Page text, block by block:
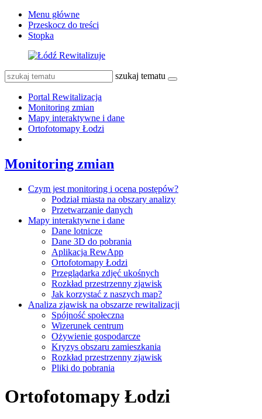
Menu główne
Przeskocz do treści
Stopka
szukaj tematu
Portal Rewitalizacja
Monitoring zmian
Mapy interaktywne i dane
Ortofotomapy Łodzi
Monitoring zmian
Czym jest monitoring i ocena postępów?
Podział miasta na obszary analizy
Przetwarzanie danych
Mapy interaktywne i dane
Dane lotnicze
Dane 3D do pobrania
Aplikacja RewApp
Ortofotomapy Łodzi
Przeglądarka zdjęć ukośnych
Rozkład przestrzenny zjawisk
Jak korzystać z naszych map?
Analiza zjawisk na obszarze rewitalizacji
Spójność społeczna
Wizerunek centrum
Ożywienie gospodarcze
Kryzys obszaru zamieszkania
Rozkład przestrzenny zjawisk
Pliki do pobrania
Ortofotomapy Łodzi